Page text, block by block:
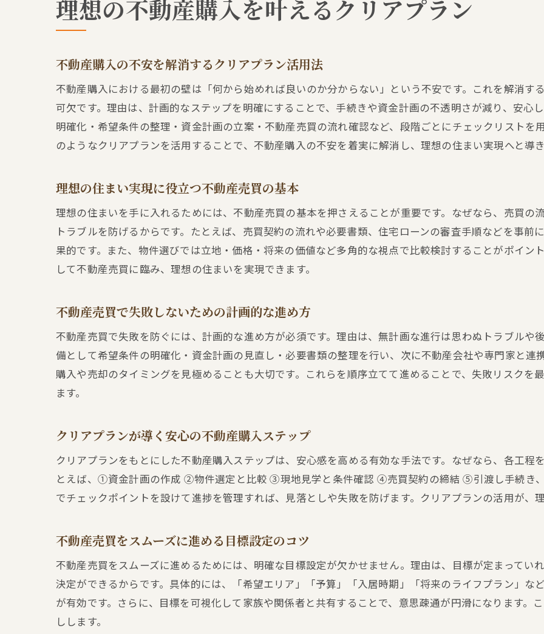
不動産購入で重要な資金計画のポイントを解説
クリアプランで実践する安心の資金シミュレーショ
住宅ローンと不動産売買の関係を分かりやすく整理
資金計画のミスを防ぐためのクリアプラン活用術
住宅ローン選びと不動産売買のポイント解説
不動産購入に最適な住宅ローンの選び方を徹底解説
不動産担保ローンとの違いと活用ポイント
不動産売買成功のためのローン返済計画づくり
もし不動産購入に迷ったなら考えたい進め方
不動産購入で迷った時のクリアプラン見直し術
失敗を防ぐための不動産購入シミュレーション活用
クリアプランで比較する物件選びの新常識
不動産売買に迷った時の第三者アドバイスの活かし
安心を生むクリアプラン活用術と不動産売買
不動産購入におけるリスク回避と計画的行動
クリアプランが不動産売買トラブルを減らす理由
不動産売買の不安を和らげる相談とサポート体制
不動産担保ローンの審査が気になる方へ提案
不動産売買で活用できる担保ローンの選び方
不動産担保ローンの審査を通すための準備方法
クリアプランで考える不動産担保ローンの活用術
金利や借入額から見る不動産担保ローンの特徴
理想の不動産購入を叶えるクリアプラン
不動産購入の不安を解消するクリアプラン活用法
不動産購入における最初の壁は「何から始めれば良いのか分からない」という不安です。これを解消す
可欠です。理由は、計画的なステップを明確にすることで、手続きや資金計画の不透明さが減り、安心
明確化・希望条件の整理・資金計画の立案・不動産売買の流れ確認など、段階ごとにチェックリストを
のようなクリアプランを活用することで、不動産購入の不安を着実に解消し、理想の住まい実現へと導
理想の住まい実現に役立つ不動産売買の基本
理想の住まいを手に入れるためには、不動産売買の基本を押さえることが重要です。なぜなら、売買の
トラブルを防げるからです。たとえば、売買契約の流れや必要書類、住宅ローンの審査手順などを事前
果的です。また、物件選びでは立地・価格・将来の価値など多角的な視点で比較検討することがポイン
して不動産売買に臨み、理想の住まいを実現できます。
不動産売買で失敗しないための計画的な進め方
不動産売買で失敗を防ぐには、計画的な進め方が必須です。理由は、無計画な進行は思わぬトラブルや
備として希望条件の明確化・資金計画の見直し・必要書類の整理を行い、次に不動産会社や専門家と連
購入や売却のタイミングを見極めることも大切です。これらを順序立てて進めることで、失敗リスクを
ます。
クリアプランが導く安心の不動産購入ステップ
クリアプランをもとにした不動産購入ステップは、安心感を高める有効な手法です。なぜなら、各工程
とえば、①資金計画の作成 ②物件選定と比較 ③現地見学と条件確認 ④売買契約の締結 ⑤引渡し手続き
でチェックポイントを設けて進捗を管理すれば、見落としや失敗を防げます。クリアプランの活用が、
不動産売買をスムーズに進める目標設定のコツ
不動産売買をスムーズに進めるためには、明確な目標設定が欠かせません。理由は、目標が定まってい
決定ができるからです。具体的には、「希望エリア」「予算」「入居時期」「将来のライフプラン」な
が有効です。さらに、目標を可視化して家族や関係者と共有することで、意思疎通が円滑になります。
しします。